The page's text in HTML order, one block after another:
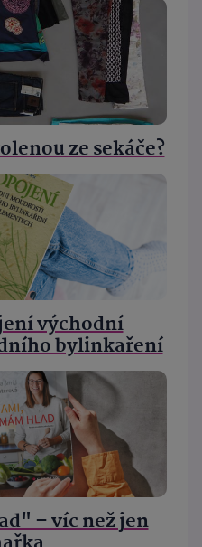
ze sekáče?
východní
bylinkaření
– víc než jen